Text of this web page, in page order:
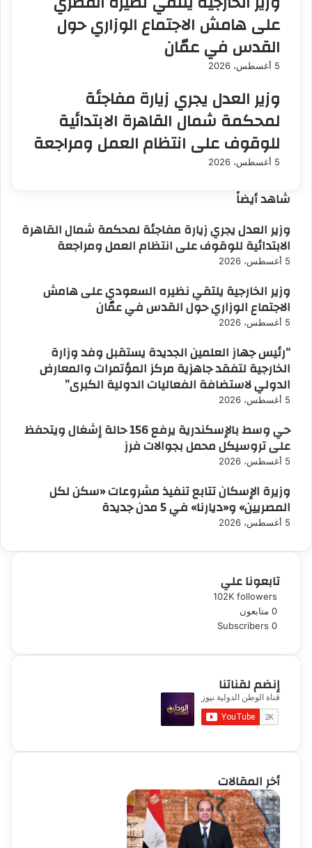
على هامش الاجتماع الوزاري حول
القدس في عمّان
5 أغسطس، 2026
وزير العدل يجري زيارة مفاجئة
لمحكمة شمال القاهرة الابتدائية
للوقوف على انتظام العمل ومراجعة
5 أغسطس، 2026
شاهد أيضاً
وزير العدل يجري زيارة مفاجئة لمحكمة شمال القاهرة
الابتدائية للوقوف على انتظام العمل ومراجعة
5 أغسطس، 2026
وزير الخارجية يلتقي نظيره السعودي على هامش
الاجتماع الوزاري حول القدس في عمّان
5 أغسطس، 2026
“رئيس جهاز العلمين الجديدة يستقبل وفد وزارة
الخارجية لتفقد جاهزية مركز المؤتمرات والمعارض
الدولي لاستضافة الفعاليات الدولية الكبرى”
5 أغسطس، 2026
حي وسط بالإسكندرية يرفع 156 حالة إشغال ويتحفظ
على تروسيكل محمل بجوالات فرز
5 أغسطس، 2026
وزيرة الإسكان تتابع تنفيذ مشروعات «سكن لكل
المصريين» و«ديارنا» في 5 مدن جديدة
5 أغسطس، 2026
تابعونا علي
102K followers
0 متابعون
0
Subscribers
إنضم لقناتنا
أخر المقالات